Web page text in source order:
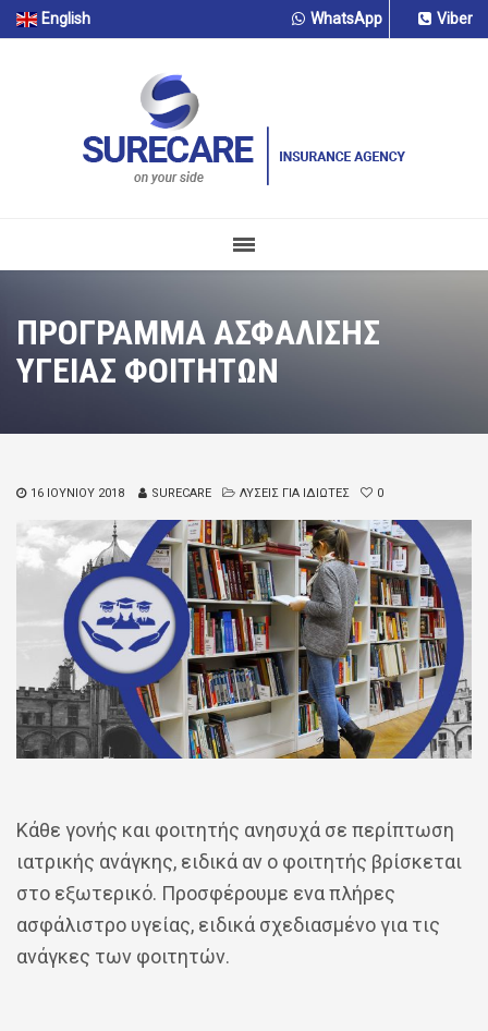
English WhatsApp Viber
ΠΡΟΓΡΑΜΜΑ ΑΣΦΑΛΙΣΗΣ
ΥΓΕΙΑΣ ΦΟΙΤΗΤΩΝ
16 ΙΟΥΝΊΟΥ 2018 SURECARE ΛΥΣΕΙΣ ΓΙΑ ΙΔΙΩΤΕΣ 0
Κάθε γονής και φοιτητής ανησυχά σε περίπτωση
ιατρικής ανάγκης, ειδικά αν ο φοιτητής βρίσκεται
στο εξωτερικό. Προσφέρουμε ενα πλήρες
ασφάλιστρο υγείας, ειδικά σχεδιασμένο για τις
ανάγκες των φοιτητών.